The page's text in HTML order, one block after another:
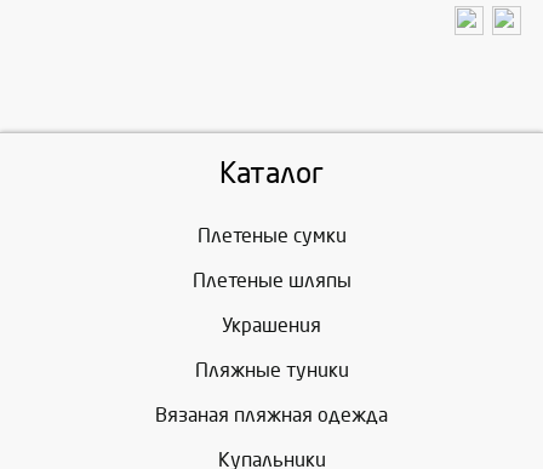
Каталог
Плетеные сумки
Плетеные шляпы
Украшения
Пляжные туники
Вязаная пляжная одежда
Купальники